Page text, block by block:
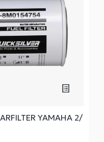
YAMAHA 2/